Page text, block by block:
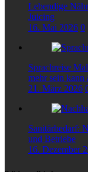
Lebendige
Juicing
16. Mai 2026 0
Sprachreise
mehr sein
21. März 2026
Sanitärbedarf:
und Betriebe
16. Dezember